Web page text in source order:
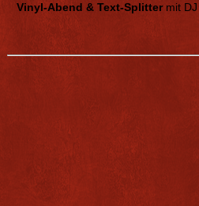
Vinyl-Abend & Text-Splitter mit